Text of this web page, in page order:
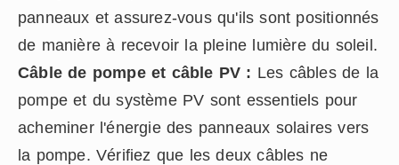
panneaux et assurez-vous qu'ils sont positionnés
de manière à recevoir la pleine lumière du soleil.
Câble de pompe et câble PV : Les câbles de la
pompe et du système PV sont essentiels pour
acheminer l'énergie des panneaux solaires vers
la pompe. Vérifiez que les deux câbles ne